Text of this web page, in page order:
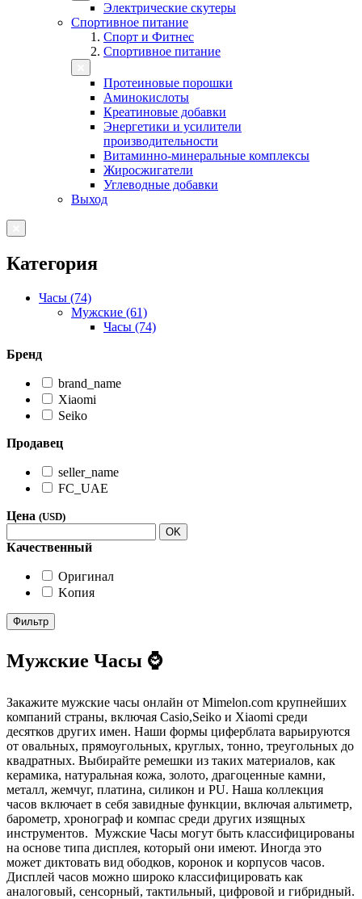
Электрические скутеры
Спортивное питание
Спорт и Фитнес
Спортивное питание
Протеиновые порошки
Аминокислоты
Креатиновые добавки
Энергетики и усилители
производительности
Витаминно-минеральные комплексы
Жиросжигатели
Углеводные добавки
Выход
Категория
Часы (74)
Мужские (61)
Часы (74)
Бренд
brand_name
Xiaomi
Seiko
Продавец
seller_name
FC_UAE
Цена (USD)
OK
Качественный
Oригинал
Kопия
Фильтр
Мужские Часы ⌚
Закажите мужские часы онлайн от Mimelon.com крупнейших
компаний страны, включая Casio,Seiko и Xiaomi среди
десятков других имен. Наши формы циферблата варьируются
от овальных, прямоугольных, круглых, тонно, треугольных до
квадратных. Выбирайте ремешки из таких материалов, как
керамика, натуральная кожа, золото, драгоценные камни,
металл, жемчуг, платина, силикон и PU. Наша коллекция
часов включает в себя завидные функции, включая альтиметр,
барометр, хронограф и компас среди других изящных
инструментов. Мужские Часы могут быть классифицированы
на основе типа дисплея, который они имеют. Иногда это
может диктовать вид ободков, коронок и корпусов часов.
Дисплей часов можно широко классифицировать как
аналоговый, сенсорный, тактильный, цифровой и гибридный.